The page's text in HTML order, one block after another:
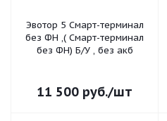
Эвотор 5 Смарт-терминал
без ФН ,( Смарт-терминал
без ФН) Б/У , без акб
11 500 руб./шт